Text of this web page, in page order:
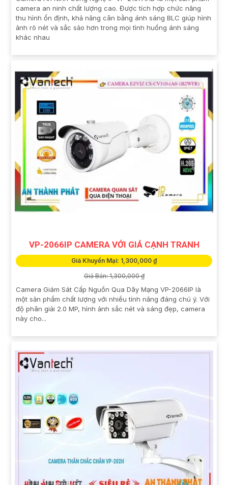
camera an ninh chất lượng cao. Được tích hợp chức năng
thu hình ổn định, khả năng cân bằng ánh sáng BLC giúp hình
ảnh rõ nét và sắc sảo hơn trong mọi tình huống ánh sáng
khác nhau
VP-2066IP CAMERA VỚI GIÁ CẠNH TRANH
Giá Khuyến Mại: 1,300,000 ₫
Giá Bán: 1,300,000 ₫
Camera Giám Sát Cấp Nguồn Qua Dây Mạng VP-2066IP là
một sản phẩm chất lượng với nhiều tính năng đáng chú ý. Với
độ phân giải 2.0 MP, hình ảnh sắc nét và sáng đẹp, camera
này cho...